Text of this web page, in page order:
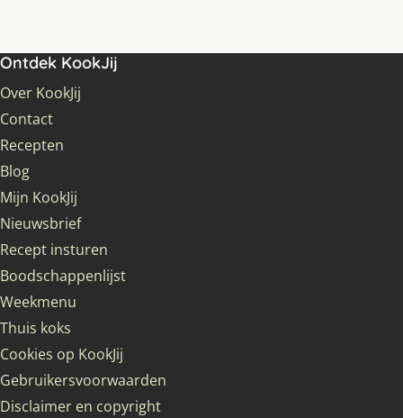
Ontdek KookJij
Over KookJij
Contact
Recepten
Blog
Mijn KookJij
Nieuwsbrief
Recept insturen
Boodschappenlijst
Weekmenu
Thuis koks
Cookies op KookJij
Gebruikersvoorwaarden
Disclaimer en copyright